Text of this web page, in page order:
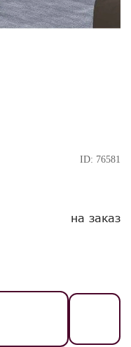
ID: 76581
на заказ